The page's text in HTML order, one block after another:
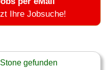
Ihre Jobsuche!
gefunden